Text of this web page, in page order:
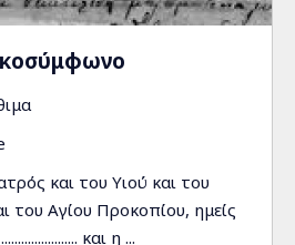
και του Υιού και του
του Αγίου Προκοπίου, ημείς
και η ...